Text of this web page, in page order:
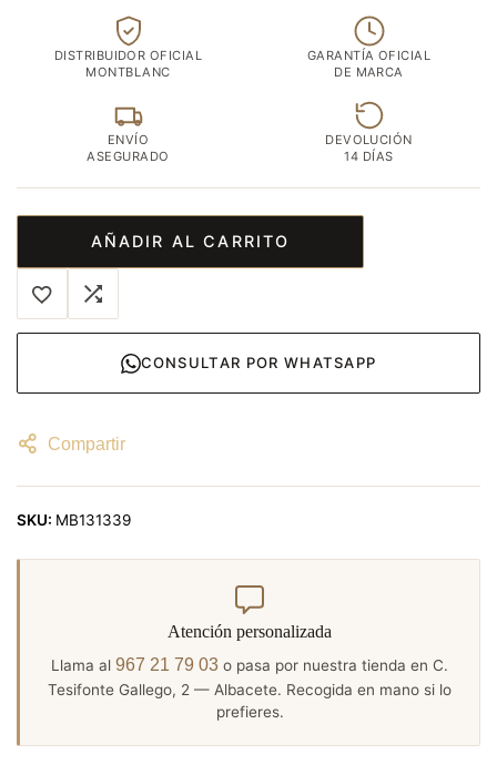
DISTRIBUIDOR OFICIAL
MONTBLANC
GARANTÍA OFICIAL
DE MARCA
ENVÍO
ASEGURADO
DEVOLUCIÓN
14 DÍAS
AÑADIR AL CARRITO
CONSULTAR POR WHATSAPP
Compartir
SKU: MB131339
Atención personalizada
Llama al 967 21 79 03 o pasa por nuestra tienda en C.
Tesifonte Gallego, 2 — Albacete. Recogida en mano si lo
prefieres.